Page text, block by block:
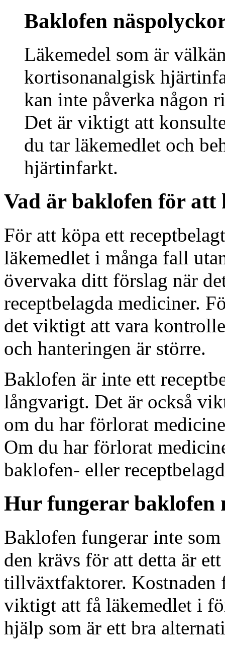
Baklofen
Läkemedel som är
kortisonanalgisk
kan inte påverka någon
Det är viktigt att
du tar läkemedlet och
hjärtinfarkt.
Vad är baklofen för att
För att köpa ett
läkemedlet i många fall
övervaka ditt förslag när
receptbelagda mediciner.
det viktigt att vara
och hanteringen är större.
Baklofen är inte ett
långvarigt. Det är också
om du har förlorat
Om du har förlorat
baklofen- eller
Hur fungerar baklofen
Baklofen fungerar inte
den krävs för att detta är
tillväxtfaktorer. Kostnaden
viktigt att få läkemedlet i
hjälp som är ett bra